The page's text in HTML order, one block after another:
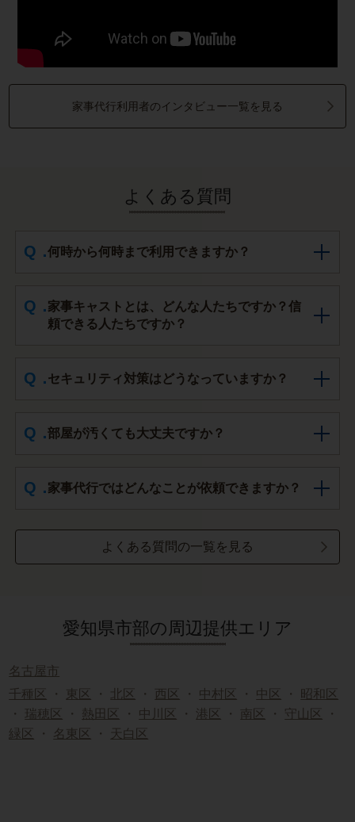
家事代行利用者のインタビュー一覧を見る
よくある質問
何時から何時まで利用できますか？
家事キャストとは、どんな人たちですか？信
頼できる人たちですか？
セキュリティ対策はどうなっていますか？
部屋が汚くても大丈夫ですか？
家事代行ではどんなことが依頼できますか？
よくある質問の一覧を見る
愛知県市部の周辺提供エリア
名古屋市
千種区
・ 東区 ・ 北区 ・ 西区 ・ 中村区 ・ 中区 ・
昭和区
・
瑞穂区 ・ 熱田区 ・ 中川区 ・ 港区 ・ 南区 ・ 守山区
・
緑区
・ 名東区 ・ 天白区